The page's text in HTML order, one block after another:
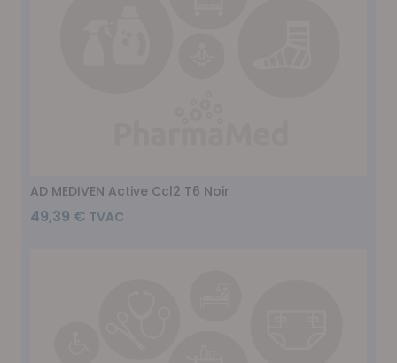
AD MEDIVEN Active Ccl2 T6 Noir
49,39 €